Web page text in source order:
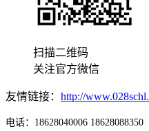
扫描二维码
关注官方微信
友情链接： http://
电话：18628040006